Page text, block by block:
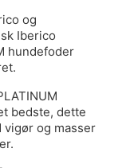
og
Iberico
hundefoder
bedste, dette
og masser